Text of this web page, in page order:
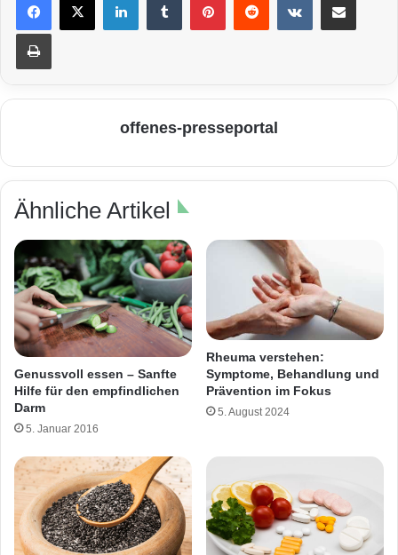
Drucken
offenes-presseportal
Ähnliche Artikel
Genussvoll essen – Sanfte
Hilfe für den empfindlichen
Darm
5. Januar 2016
Rheuma verstehen:
Symptome, Behandlung und
Prävention im Fokus
5. August 2024